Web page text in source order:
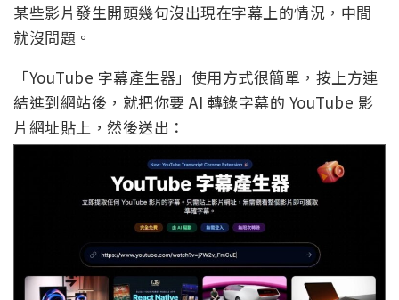
某些影片發生開頭幾句沒出現在字幕上的情況，中間
就沒問題。
「YouTube 字幕產生器」使用方式很簡單，按上方連
結進到網站後，就把你要 AI 轉錄字幕的 YouTube 影
片網址貼上，然後送出：